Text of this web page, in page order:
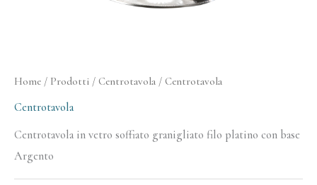
Home / Prodotti / Centrotavola / Centrotavola
Centrotavola
Centrotavola in vetro soffiato granigliato filo platino con base
Argento